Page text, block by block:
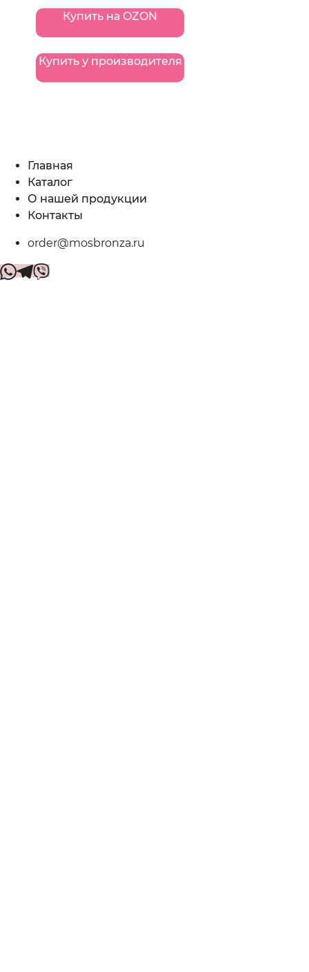
Купить на OZON
Купить у производителя
Главная
Каталог
О нашей продукции
Контакты
order@mosbronza.ru